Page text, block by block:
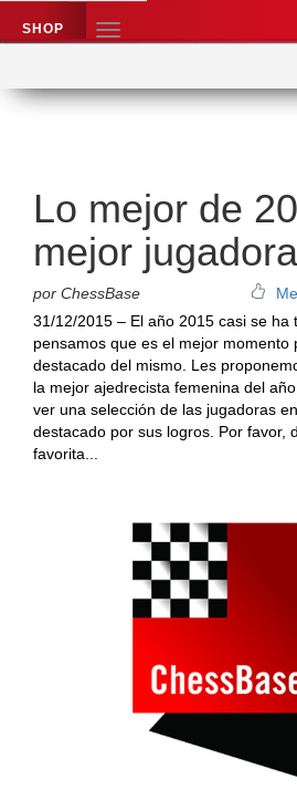
SHOP
TOGGLE
NAVIGATION
Noticias de
Lo mejor de
mejor jugadora
por ChessBase
31/12/2015 – El año 2015 casi se ha
pensamos que es el mejor momento
destacado del mismo. Les
la mejor ajedrecista femenina del
ver una selección de las jugadoras
destacado por sus logros. Por favor,
favorita...